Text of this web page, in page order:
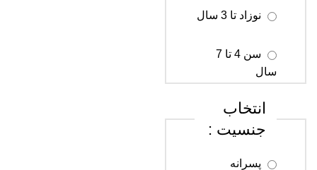
سن 4 تا 7
سال
سال
انتخاب
جنسیت :